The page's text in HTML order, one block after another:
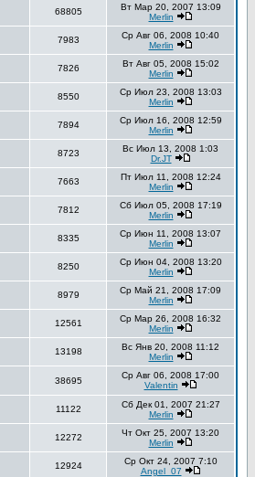
68805
Вт Мар 20, 2007 13:09
Merlin
7983
Ср Авг 06, 2008 10:40
Merlin
7826
Вт Авг 05, 2008 15:02
Merlin
8550
Ср Июл 23, 2008 13:03
Merlin
7894
Ср Июл 16, 2008 12:59
Merlin
8723
Вс Июл 13, 2008 1:03
Dr.JT
7663
Пт Июл 11, 2008 12:24
Merlin
7812
Сб Июл 05, 2008 17:19
Merlin
8335
Ср Июн 11, 2008 13:07
Merlin
8250
Ср Июн 04, 2008 13:20
Merlin
8979
Ср Май 21, 2008 17:09
Merlin
12561
Ср Мар 26, 2008 16:32
Merlin
13198
Вс Янв 20, 2008 11:12
Merlin
38695
Ср Авг 06, 2008 17:00
Valentin
11122
Сб Дек 01, 2007 21:27
Merlin
12272
Чт Окт 25, 2007 13:20
Merlin
12924
Ср Окт 24, 2007 7:10
Angel_07